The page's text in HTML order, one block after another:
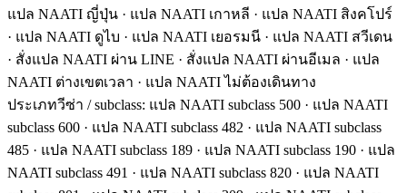
แปล NAATI ญี่ปุ่น · แปล NAATI เกาหลี · แปล NAATI สิงคโปร์
· แปล NAATI ดูไบ · แปล NAATI เยอรมนี · แปล NAATI สวีเดน
· สั่งแปล NAATI ผ่าน LINE · สั่งแปล NAATI ผ่านอีเมล · แปล
NAATI ต่างเขตเวลา · แปล NAATI ไม่ต้องเดินทาง
ประเภทวีซ่า / subclass: แปล NAATI subclass 500 · แปล NAATI
subclass 600 · แปล NAATI subclass 482 · แปล NAATI subclass
485 · แปล NAATI subclass 189 · แปล NAATI subclass 190 · แปล
NAATI subclass 491 · แปล NAATI subclass 820 · แปล NAATI